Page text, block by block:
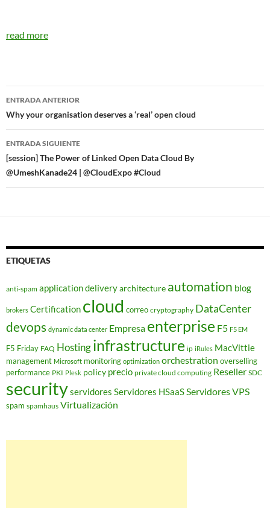
read more
Navegador
de
entradas
ENTRADA ANTERIOR
Why your organisation deserves a ‘real’ open cloud
ENTRADA SIGUIENTE
[session] The Power of Linked Open Data Cloud By
@UmeshKanade24 | @CloudExpo #Cloud
ETIQUETAS
anti-spam application deliveryarchitecture automation blog
brokers Certification cloud correo cryptography DataCenter
devops dynamic data center Empresa enterprise F5 F5 EM
F5 Friday FAQ Hostinginfrastructure ip iRules MacVittie
management Microsoft monitoring optimization orchestration overselling
performance PKI Plesk policy precio private cloud computing Reseller SDC
securityservidores Servidores HSaaSServidores VPS
spam spamhaus Virtualización